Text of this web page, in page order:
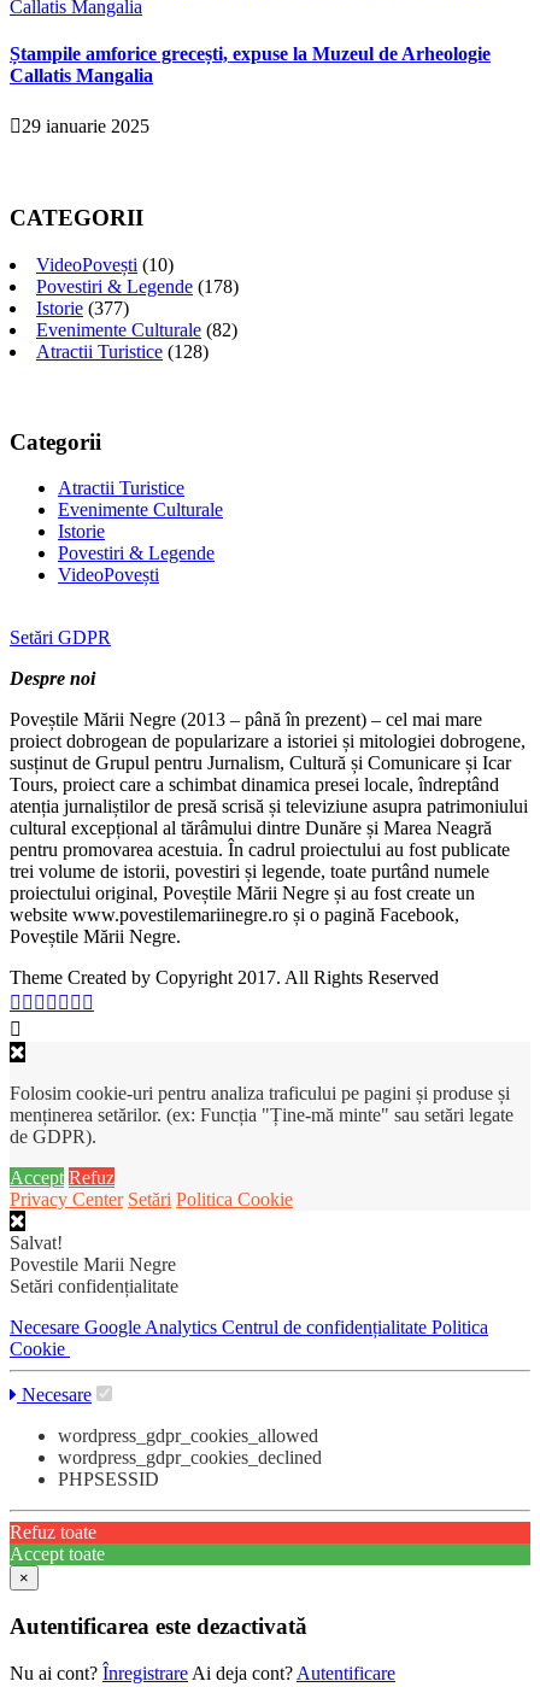
Ștampile amforice grecești, expuse la Muzeul de Arheologie
Callatis Mangalia
29 ianuarie 2025
CATEGORII
VideoPovești (10)
Povestiri & Legende (178)
Istorie (377)
Evenimente Culturale (82)
Atractii Turistice (128)
Categorii
Atractii Turistice
Evenimente Culturale
Istorie
Povestiri & Legende
VideoPovești
Setări GDPR
Despre noi
Poveștile Mării Negre (2013 – până în prezent) – cel mai mare
proiect dobrogean de popularizare a istoriei și mitologiei dobrogene,
susținut de Grupul pentru Jurnalism, Cultură și Comunicare și Icar
Tours, proiect care a schimbat dinamica presei locale, îndreptând
atenția jurnaliștilor de presă scrisă și televiziune asupra patrimoniului
cultural excepțional al tărâmului dintre Dunăre și Marea Neagră
pentru promovarea acestuia. În cadrul proiectului au fost publicate
trei volume de istorii, povestiri și legende, toate purtând numele
proiectului original, Poveștile Mării Negre și au fost create un
website www.povestilemariinegre.ro și o pagină Facebook,
Poveștile Mării Negre.
Theme Created by Copyright 2017. All Rights Reserved
Folosim cookie-uri pentru analiza traficului pe pagini și produse și
menținerea setărilor. (ex: Funcția "Ține-mă minte" sau setări legate
de GDPR).
Accept Refuz
Privacy Center Setări Politica Cookie
Salvat!
Povestile Marii Negre
Setări confidențialitate
Necesare Google Analytics Centrul de confidențialitate Politica
Cookie
Necesare
wordpress_gdpr_cookies_allowed
wordpress_gdpr_cookies_declined
PHPSESSID
Refuz toate
Accept toate
×
Autentificarea este dezactivată
Nu ai cont? Înregistrare Ai deja cont? Autentificare